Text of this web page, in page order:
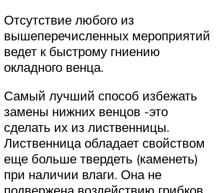
Отсутствие любого из
вышеперечисленных мероприятий
ведет к быстрому гниению
окладного венца.
Самый лучший способ избежать
замены нижних венцов -это
сделать их из лиственницы.
Лиственница обладает свойством
еще больше твердеть (каменеть)
при наличии влаги. Она не